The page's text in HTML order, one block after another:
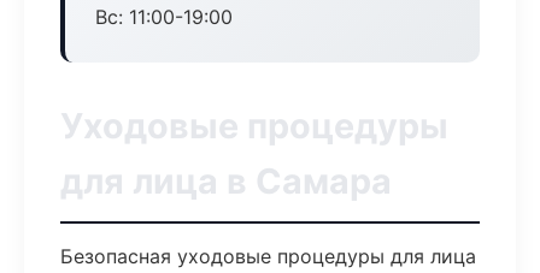
Вс: 11:00-19:00
Уходовые процедуры
для лица в Самара
Безопасная уходовые процедуры для лица